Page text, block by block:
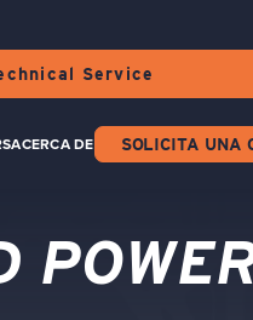
Service
ACERCA DE SOLICITA UNA